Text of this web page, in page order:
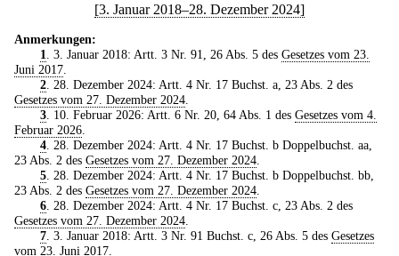
[3. Januar 2018–28. Dezember 2024]
Anmerkungen:
1
. 3. Januar 2018: Artt. 3 Nr. 91, 26 Abs. 5 des Gesetzes vom 23.
Juni 2017
2. 28. Dezember 2024: Artt. 4 Nr. 17 Buchst. a, 23 Abs. 2 des
Gesetzes vom 27. Dezember 2024
3. 10. Februar 2026: Artt. 6 Nr. 20, 64 Abs. 1 des Gesetzes vom 4.
Februar 2026
4. 28. Dezember 2024: Artt. 4 Nr. 17 Buchst. b Doppelbuchst. aa,
23 Abs. 2 des Gesetzes vom 27. Dezember 2024
5. 28. Dezember 2024: Artt. 4 Nr. 17 Buchst. b Doppelbuchst. bb,
23 Abs. 2 des Gesetzes vom 27. Dezember 2024
6. 28. Dezember 2024: Artt. 4 Nr. 17 Buchst. c, 23 Abs. 2 des
Gesetzes vom 27. Dezember 2024
7. 3. Januar 2018: Artt. 3 Nr. 91 Buchst. c, 26 Abs. 5 des Gesetzes
vom 23. Juni 2017